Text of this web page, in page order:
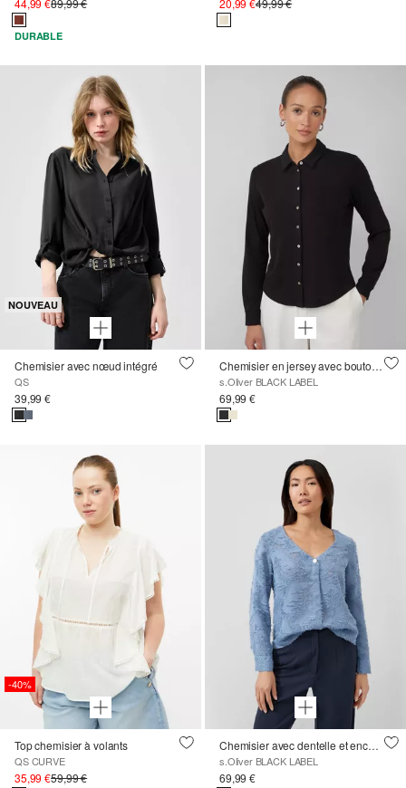
DURABLE
NOUVEAU
Chemisier avec nœud intégré
QS
39,99 €
Chemisier en jersey avec boutons en nacre
s.Oliver BLACK LABEL
69,99 €
-40%
Top chemisier à volants
QS CURVE
35,99 €59,99 €
Chemisier avec dentelle et encolure en V
s.Oliver BLACK LABEL
69,99 €